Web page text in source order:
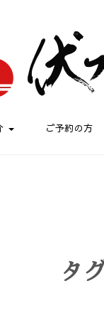
ご予約の方
タ